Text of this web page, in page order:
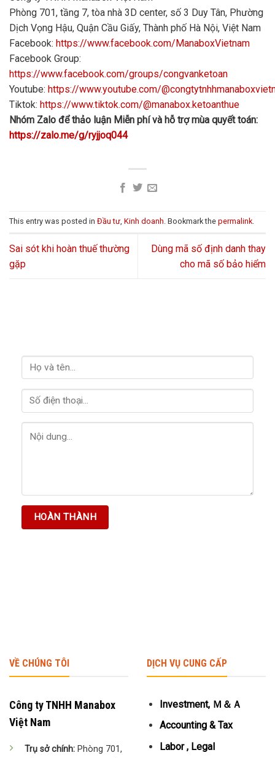
Phòng 701, tầng 7, tòa nhà 3D center, số 3 Duy Tân, Phường
Dịch Vọng Hậu, Quận Cầu Giấy, Thành phố Hà Nội, Việt Nam
Facebook: https://www.facebook.com/ManaboxVietnam
Facebook Group:
https://www.facebook.com/groups/congvanketoan
Youtube: https://www.youtube.com/
Tiktok: https://www.tiktok.com/@manabox.ketoanthue
Nhóm Zalo để thảo luận Miễn phí và hỗ trợ mùa quyết toán:
https://zalo.me/g/ryjjoq044
This entry was posted in Đầu tư, Kinh doanh. Bookmark the permalink.
Sai sót khi hoàn thuế thường
gặp
Dùng mã số định danh thay
cho mã số bảo hiểm
VỀ CHÚNG TÔI
Công ty TNHH Manabox
Việt Nam
Trụ sở chính: Phòng 701,
DỊCH VỤ CUNG CẤP
Investment, Ｍ＆Ａ
Accounting & Tax
Labor , Legal